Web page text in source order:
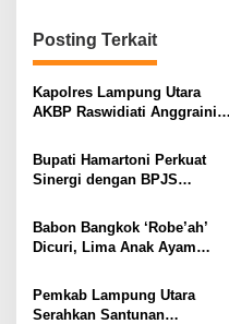
g
a
s
p
o
s
Posting Terkait
Kapolres Lampung Utara
AKBP Raswidiati Anggraini
Tokoh Masyarakat dan Adat
Perkuat Kamtibmas
Bupati Hamartoni Perkuat
Sinergi dengan BPJS
Kesehatan Makin Cepat dan
Mudah
Babon Bangkok ‘Robe’ah’
Dicuri, Lima Anak Ayam
Gang Jalaba Kotabumi Heboh
Pemkab Lampung Utara
Serahkan Santunan